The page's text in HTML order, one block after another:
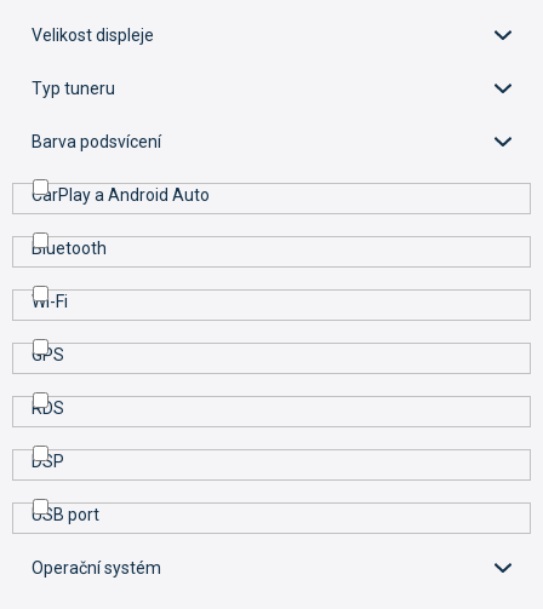
uVelikost displeje
Typ tuneru
Barva podsvícení
CarPlay a Android Auto
Bluetooth
Wi-Fi
GPS
RDS
DSP
USB port
Operační systém